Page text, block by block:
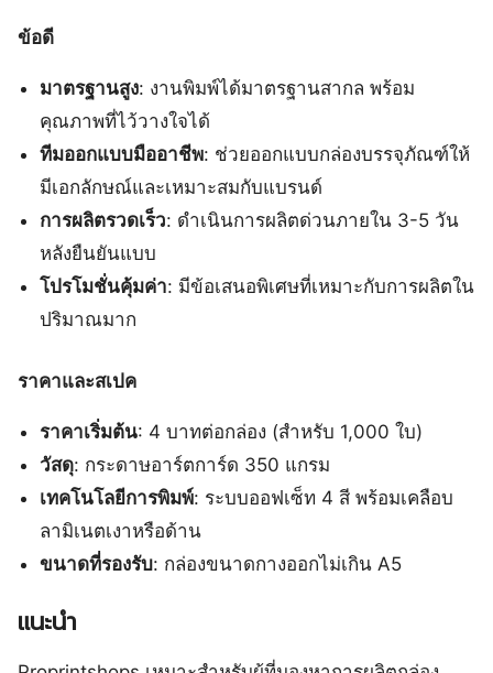
ข้อดี
มาตรฐานสูง: งานพิมพ์ได้มาตรฐานสากล พร้อม
คุณภาพที่ไว้วางใจได้
ทีมออกแบบมืออาชีพ: ช่วยออกแบบกล่องบรรจุภัณฑ์ให้
มีเอกลักษณ์และเหมาะสมกับแบรนด์
การผลิตรวดเร็ว: ดำเนินการผลิตด่วนภายใน 3-5 วัน
หลังยืนยันแบบ
โปรโมชั่นคุ้มค่า: มีข้อเสนอพิเศษที่เหมาะกับการผลิตใน
ปริมาณมาก
ราคาและสเปค
ราคาเริ่มต้น: 4 บาทต่อกล่อง (สำหรับ 1,000 ใบ)
วัสดุ: กระดาษอาร์ตการ์ด 350 แกรม
เทคโนโลยีการพิมพ์: ระบบออฟเซ็ท 4 สี พร้อมเคลือบ
ลามิเนตเงาหรือด้าน
ขนาดที่รองรับ: กล่องขนาดกางออกไม่เกิน A5
แนะนำ